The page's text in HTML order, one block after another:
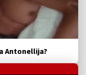
Antonellija?